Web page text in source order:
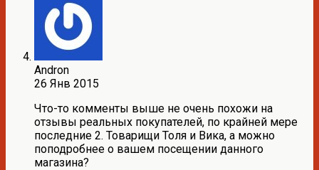
Andron
26 Янв 2015
Что-то комменты выше не очень похожи на
отзывы реальных покупателей, по крайней мере
последние 2. Товарищи Толя и Вика, а можно
поподробнее о вашем посещении данного
магазина?